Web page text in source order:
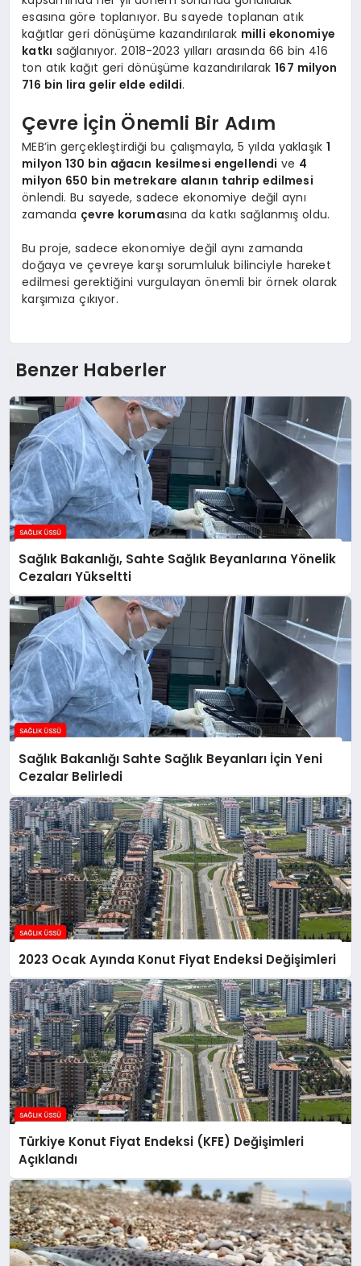
esasına göre toplanıyor. Bu sayede toplanan atık
kağıtlar geri dönüşüme kazandırılarak milli ekonomiye
katkı sağlanıyor. 2018-2023 yılları arasında 66 bin 416
ton atık kağıt geri dönüşüme kazandırılarak167 milyon
716 bin lira gelir elde edildi.
Çevre İçin Önemli Bir Adım
MEB’in gerçekleştirdiği bu çalışmayla, 5 yılda yaklaşık 1
milyon 130 bin ağacın kesilmesi engellendi ve 4
milyon 650 bin metrekare alanın tahrip edilmesi
önlendi. Bu sayede, sadece ekonomiye değil aynı
zamanda çevre korumasına da katkı sağlanmış oldu.
Bu proje, sadece ekonomiye değil aynı zamanda
doğaya ve çevreye karşı sorumluluk bilinciyle hareket
edilmesi gerektiğini vurgulayan önemli bir örnek olarak
karşımıza çıkıyor.
Benzer Haberler
Sağlık Bakanlığı, Sahte Sağlık Beyanlarına Yönelik
Cezaları Yükseltti
Sağlık Bakanlığı Sahte Sağlık Beyanları İçin Yeni
Cezalar Belirledi
2023 Ocak Ayında Konut Fiyat Endeksi Değişimleri
Türkiye Konut Fiyat Endeksi (KFE) Değişimleri
Açıklandı